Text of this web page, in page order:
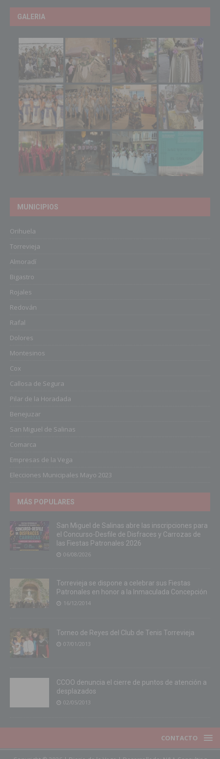
GALERIA
MUNICIPIOS
Orihuela
Torrevieja
Almoradí
Bigastro
Rojales
Redován
Rafal
Dolores
Montesinos
Cox
Callosa de Segura
Pilar de la Horadada
Benejuzar
San Miguel de Salinas
Comarca
Empresas de la Vega
Elecciones Municipales Mayo 2023
MÁS POPULARES
San Miguel de Salinas abre las inscripciones para
el Concurso-Desfile de Disfraces y Carrozas de
las Fiestas Patronales 2026
06/08/2026
Torrevieja se dispone a celebrar sus Fiestas
Patronales en honor a la Inmaculada Concepción
16/12/2014
Torneo de Reyes del Club de Tenis Torrevieja
07/01/2013
CCOO denuncia el cierre de puntos de atención a
desplazados
02/05/2013
CONTACTO